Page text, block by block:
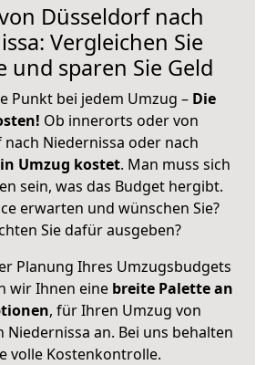
Düsseldorf nach
Vergleichen Sie
und sparen Sie Geld
Punkt bei jedem Umzug – Die
Ob innerorts oder von
Niedernissa oder nach
Umzug kostet. Man muss sich
sein, was das Budget hergibt.
erwarten und wünschen Sie?
Sie dafür ausgeben?
Planung Ihres Umzugsbudgets
wir Ihnen eine breite Palette an
, für Ihren Umzug von
Niedernissa an. Bei uns behalten
volle Kostenkontrolle.